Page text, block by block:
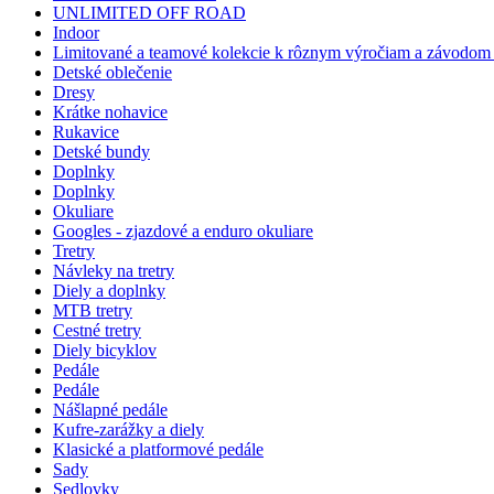
UNLIMITED OFF ROAD
Indoor
Limitované a teamové kolekcie k rôznym výročiam a
Detské oblečenie
Dresy
Krátke nohavice
Rukavice
Detské bundy
Doplnky
Doplnky
Okuliare
Googles - zjazdové a enduro okuliare
Tretry
Návleky na tretry
Diely a doplnky
MTB tretry
Cestné tretry
Diely bicyklov
Pedále
Pedále
Nášlapné pedále
Kufre-zarážky a diely
Klasické a platformové pedále
Sady
Sedlovky